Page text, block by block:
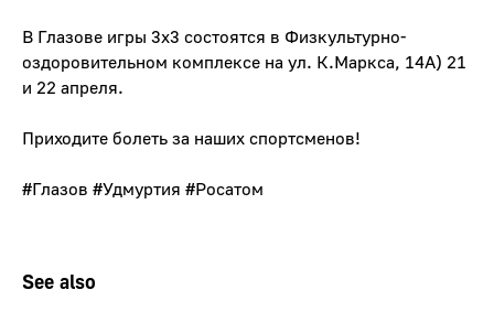
В Глазове игры 3x3 состоятся в Физкультурно-
оздоровительном комплексе на ул. К.Маркса, 14А) 21
и 22 апреля.
Приходите болеть за наших спортсменов!
#Глазов #Удмуртия #Росатом
See also